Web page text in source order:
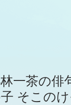
一茶の俳
子 そこの